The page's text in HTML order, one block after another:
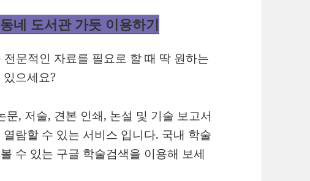
네 도서관 가듯 이용하기
문적인 자료를 필요로 할 때 딱 원하는
으세요?
, 저술, 견본 인쇄, 논설 및 기술 보고서
람할 수 있는 서비스 입니다. 국내 학술
수 있는 구글 학술검색을 이용해 보세